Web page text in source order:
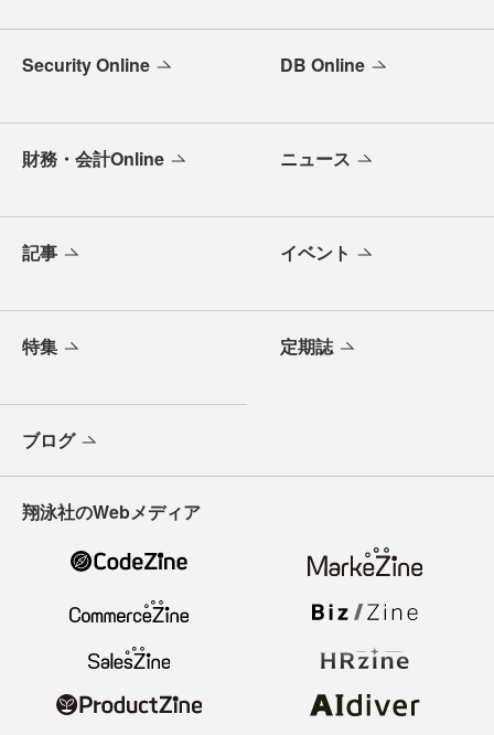
Security Online DB Online
財務・会計Online ニュース
記事 イベント
特集 定期誌
ブログ
翔泳社のWebメディア